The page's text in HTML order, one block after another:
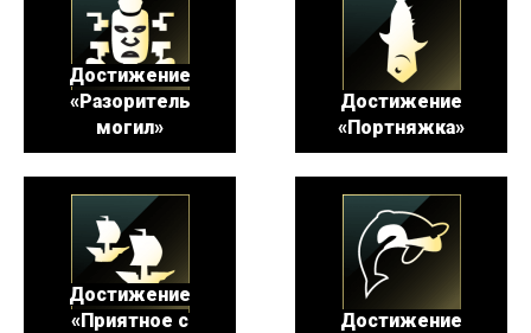
Достижение
«Разоритель
могил»
Достижение
«Портняжка»
Достижение
«Приятное с
Достижение